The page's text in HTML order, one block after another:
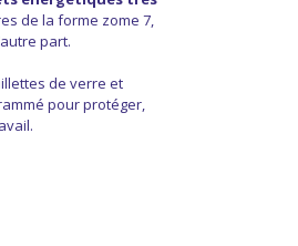
de la forme zome 7,
part.
de verre et
pour protéger,